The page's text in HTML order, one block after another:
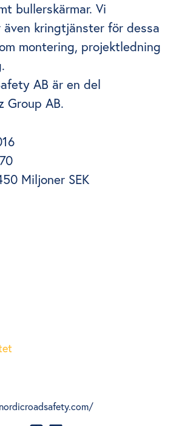
bullerskärmar. Vi
kringtjänster för dessa
montering, projektledning
AB är en del
Group AB.
70
Miljoner SEK
nordicroadsafety.com/